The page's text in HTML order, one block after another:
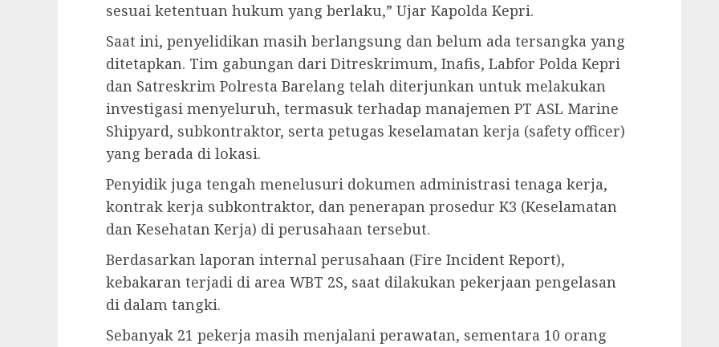
sesuai ketentuan hukum yang berlaku,” Ujar Kapolda Kepri.
Saat ini, penyelidikan masih berlangsung dan belum ada tersangka yang
ditetapkan. Tim gabungan dari Ditreskrimum, Inafis, Labfor Polda Kepri
dan Satreskrim Polresta Barelang telah diterjunkan untuk melakukan
investigasi menyeluruh, termasuk terhadap manajemen PT ASL Marine
Shipyard, subkontraktor, serta petugas keselamatan kerja (safety officer)
yang berada di lokasi.
Penyidik juga tengah menelusuri dokumen administrasi tenaga kerja,
kontrak kerja subkontraktor, dan penerapan prosedur K3 (Keselamatan
dan Kesehatan Kerja) di perusahaan tersebut.
Berdasarkan laporan internal perusahaan (Fire Incident Report),
kebakaran terjadi di area WBT 2S, saat dilakukan pekerjaan pengelasan
di dalam tangki.
Sebanyak 21 pekerja masih menjalani perawatan, sementara 10 orang